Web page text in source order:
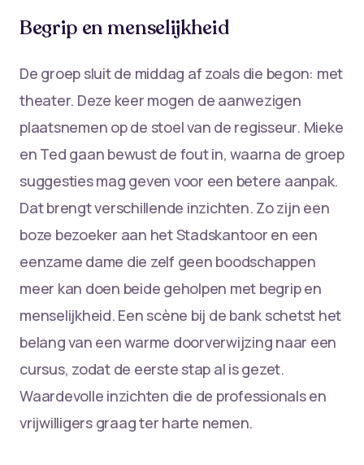
Begrip en menselijkheid
De groep sluit de middag af zoals die begon: met
theater. Deze keer mogen de aanwezigen
plaatsnemen op de stoel van de regisseur. Mieke
en Ted gaan bewust de fout in, waarna de groep
suggesties mag geven voor een betere aanpak.
Dat brengt verschillende inzichten. Zo zijn een
boze bezoeker aan het Stadskantoor en een
eenzame dame die zelf geen boodschappen
meer kan doen beide geholpen met begrip en
menselijkheid. Een scène bij de bank schetst het
belang van een warme doorverwijzing naar een
cursus, zodat de eerste stap al is gezet.
Waardevolle inzichten die de professionals en
vrijwilligers graag ter harte nemen.